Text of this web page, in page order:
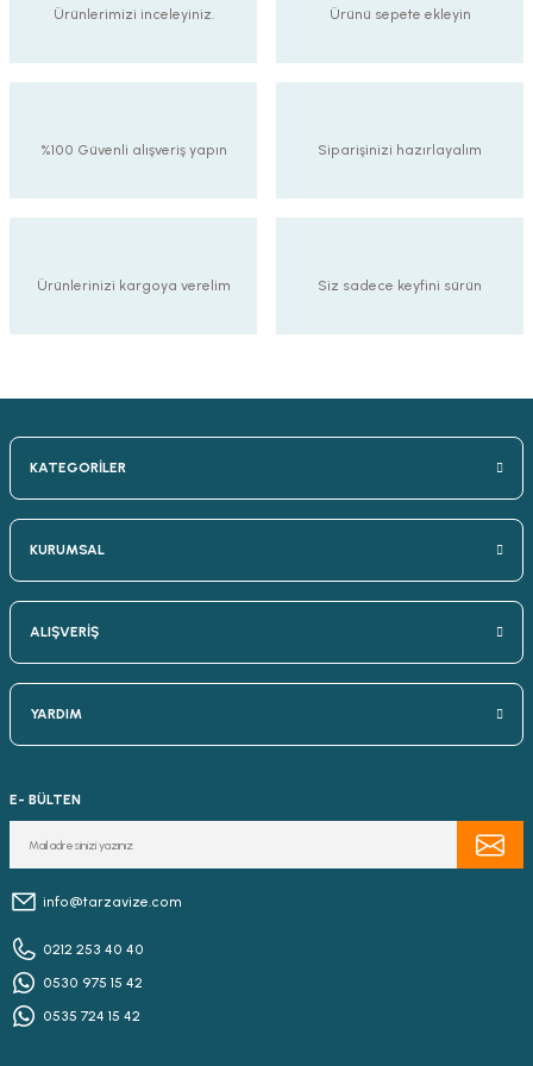
90,00 TL
Ürünlerimizi inceleyiniz. Ürünü sepete ekleyin
%100 Güvenli alışveriş yapın Siparişinizi hazırlayalım
Ürünlerinizi kargoya verelim Siz sadece keyfini sürün
KATEGORİLER
KURUMSAL
ALIŞVERİŞ
YARDIM
E- BÜLTEN
info@tarzavize.com
0212 253 40 40
0530 975 15 42
0535 724 15 42